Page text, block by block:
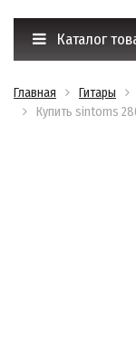
Каталог
Главная Гитары
Купить sintoms